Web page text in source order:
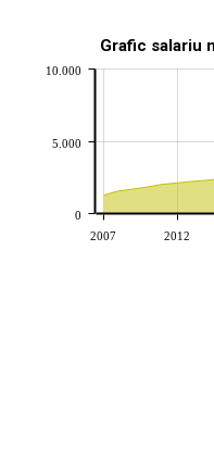
Grafic salariu
2007 2012
0
5.000
10.000